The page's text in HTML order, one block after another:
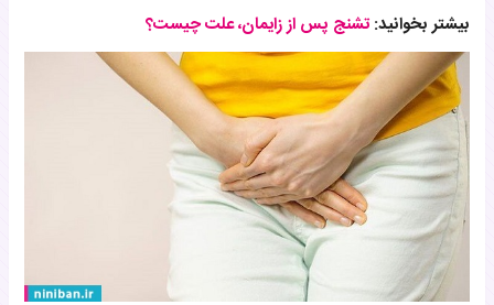
بیشتر بخوانید: تشنج پس از زایمان، علت چیست؟